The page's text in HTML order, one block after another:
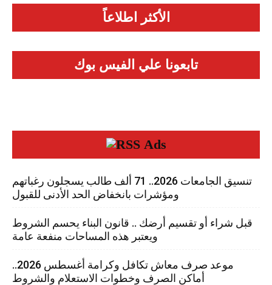
الأكثر اطلاعاً
تابعونا علي الفيس بوك
Ads
تنسيق الجامعات 2026.. 71 ألف طالب يسجلون رغباتهم
ومؤشرات بانخفاض الحد الأدنى للقبول
قبل شراء أو تقسيم أرضك .. قانون البناء يحسم الشروط
ويعتبر هذه المساحات منفعة عامة
موعد صرف معاش تكافل وكرامة أغسطس 2026..
أماكن الصرف وخطوات الاستعلام والشروط